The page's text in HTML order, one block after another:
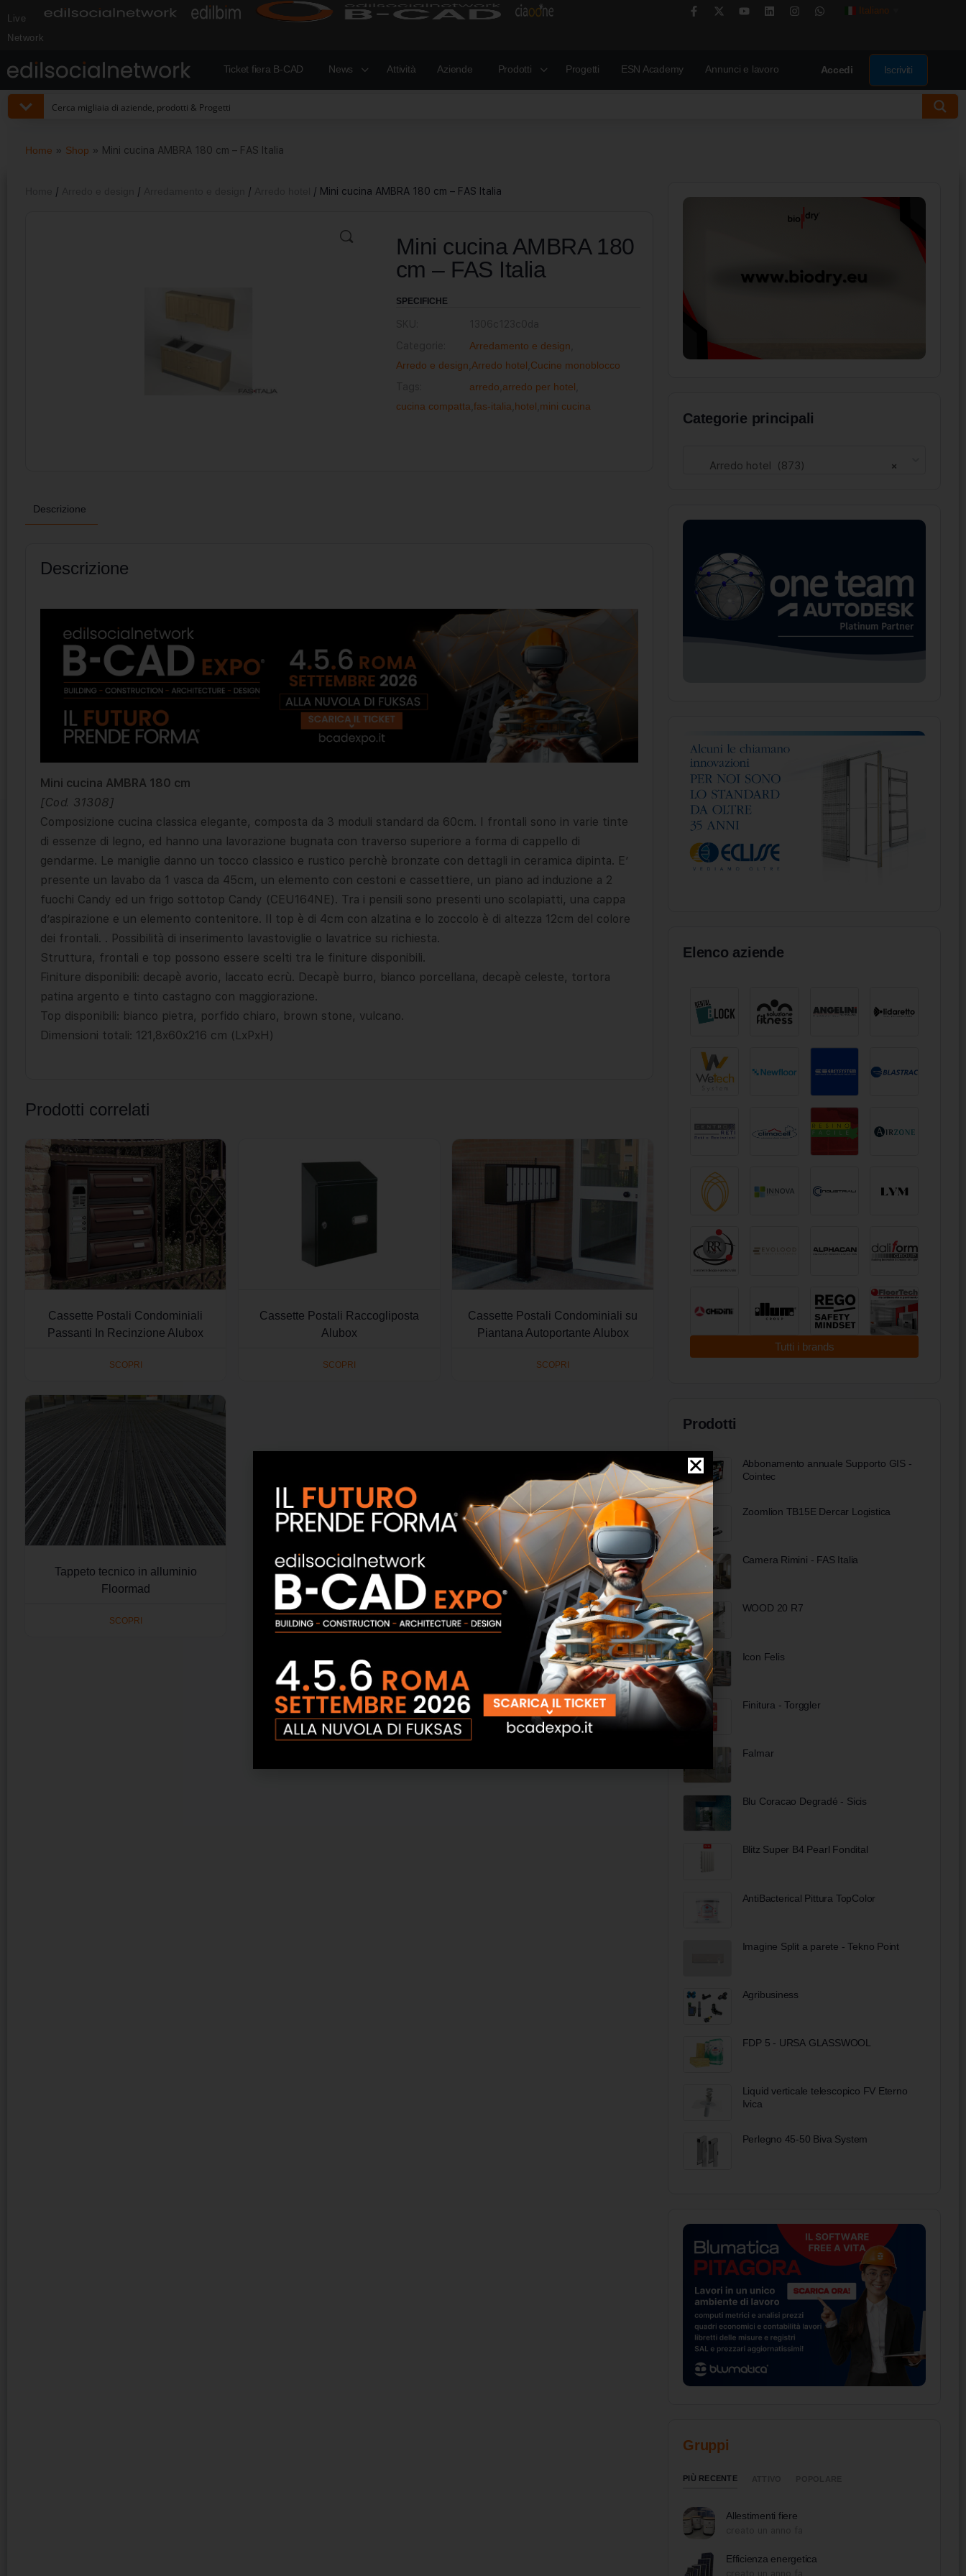
Live
Network
Italiano
Ticket fiera B-CAD News Attività Aziende Prodotti Progetti ESN Academy Annunci e lavoro Accedi Iscriviti
Home » Shop » Mini cucina AMBRA 180 cm – FAS Italia
/ / / / Mini cucina AMBRA 180 cm – FAS Italia
Mini cucina AMBRA 180
cm – FAS Italia
SPECIFICHE
Arredamento e design
Arredo e design Arredo hotel Cucine monoblocco
arredo arredo per hotel
cucina compatta fas-italia hotel mini cucina
Descrizione
Descrizione
Mini cucina AMBRA 180 cm
[Cod. 31308]
Composizione cucina classica elegante, composta da 3 moduli standard da 60cm. I frontali sono in varie tinte
di essenze di legno, ed hanno una lavorazione bugnata con traverso superiore a forma di cappello di
gendarme. Le maniglie danno un tocco classico e rustico perchè bronzate con dettagli in ceramica dipinta. E’
presente un lavabo da 1 vasca da 45cm, un elemento con cestoni e cassettiere, un piano ad induzione a 2
fuochi Candy ed un frigo sottotop Candy (CEU164NE). Tra i pensili sono presenti uno scolapiatti, una cappa
d’aspirazione e un elemento contenitore. Il top è di 4cm con alzatina e lo zoccolo è di altezza 12cm del colore
dei frontali. . Possibilità di inserimento lavastoviglie o lavatrice su richiesta.
Struttura, frontali e top possono essere scelti tra le finiture disponibili.
Finiture disponibili: decapè avorio, laccato ecrù. Decapè burro, bianco porcellana, decapè celeste, tortora
patina argento e tinto castagno con maggiorazione.
Top disponibili: bianco pietra, porfido chiaro, brown stone, vulcano.
Dimensioni totali: 121,8x60x216 cm (LxPxH)
Prodotti correlati
Cassette Postali Condominiali
Passanti In Recinzione Alubox
SCOPRI
Cassette Postali Raccogliposta
Alubox
SCOPRI
Cassette Postali Condominiali su
Piantana Autoportante Alubox
SCOPRI
Tappeto tecnico in alluminio
Floormad
SCOPRI
Categorie principali
×
Arredo hotel (873)
Elenco aziende
Tutti i brands
Prodotti
Abbonamento annuale Supporto GIS -
Cointec
Zoomlion TB15E Dercar Logistica
Camera Rimini - FAS Italia
WOOD 20 R7
Icon Felis
Finitura - Torggler
Falmar
Blu Coracao Degradé - Sicis
Blitz Super B4 Pearl Fondital
AntiBacterical Pittura TopColor
Imagine Split a parete - Tekno Point
Agribusiness
FDP 5 - URSA GLASSWOOL
Liquid verticale telescopico FV Eterno
Ivica
Perlegno 45-50 Biva System
Gruppi
PIÙ RECENTE
Allestimenti fiere
Efficienza energetica